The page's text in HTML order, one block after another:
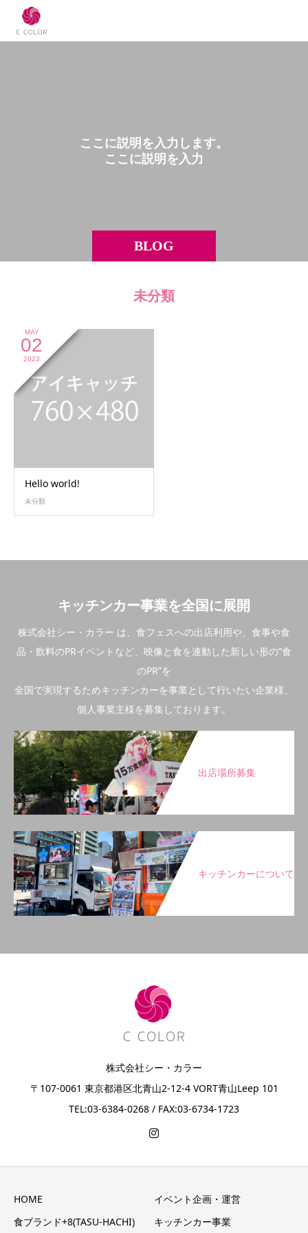
BLOG
こ こ に説明 を入力 し ます。
ここに説明を入力し
未分類
MAY
02
2023
Hello world!
未分類
キッチンカー事業を全国に展開
株式会社シー・カラー は、食フェスへの出店利用や、食事や食
品・飲料のPRイベントなど、映像と食を連動した新しい形の”食
のPR”を
全国で実現するためキッチンカーを事業として行いたい企業様、
個人事業主様を募集しております。
出店場所募集
キッチンカーについて
株式会社シー・カラー
〒107-0061 東京都港区北青山2-12-4 VORT青山Leep 101
TEL:03-6384-0268 / FAX:03-6734-1723
HOME
イベント企画・運営
食ブランド+8(TASU-HACHI)
キッチンカー事業